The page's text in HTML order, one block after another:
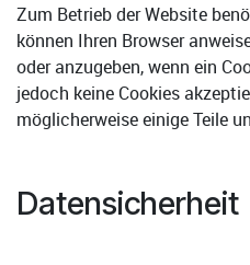
Zum Betrieb der Website
können Ihren Browser
oder anzugeben, wenn ein
jedoch keine Cookies
möglicherweise einige Teile
Datensicherheit